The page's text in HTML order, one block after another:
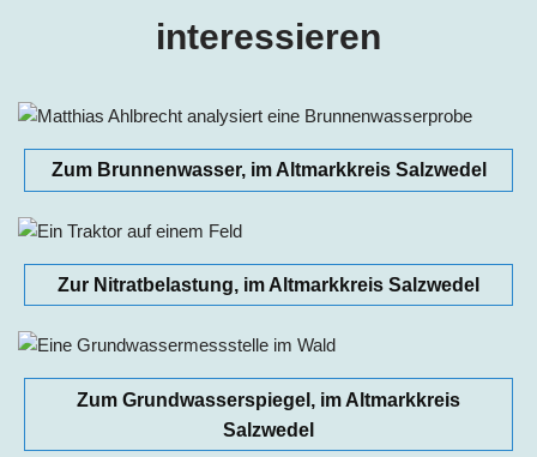
interessieren
Zum Brunnenwasser, im Altmarkkreis Salzwedel
Zur Nitratbelastung, im Altmarkkreis Salzwedel
Zum Grundwasserspiegel, im Altmarkkreis
Salzwedel